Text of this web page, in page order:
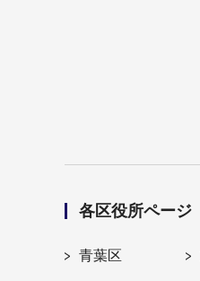
各区役所ページ
青葉区